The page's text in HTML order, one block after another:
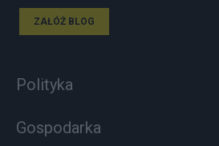
ZAŁÓŻ BLOG
Polityka
Gospodarka